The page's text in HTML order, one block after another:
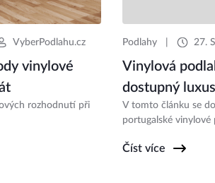
VyberPodlahu.cz
vinylové
rozhodnutí při
Podlahy 27.
Vinylová
dostupný
V tomto článku se
portugalské vinylové
Číst více